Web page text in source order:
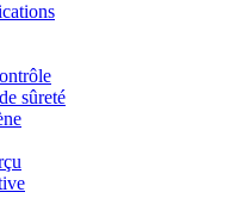
sûreté